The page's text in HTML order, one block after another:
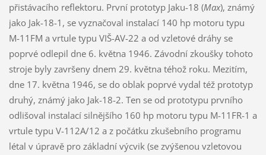
přistávacího reflektoru. První prototyp Jaku-18 (Max), známý
jako Jak-18-1, se vyznačoval instalací 140 hp motoru typu
M-11FM a vrtule typu VIŠ-AV-22 a od vzletové dráhy se
poprvé odlepil dne 6. května 1946. Závodní zkoušky tohoto
stroje byly završeny dnem 29. května téhož roku. Mezitím,
dne 17. května 1946, se do oblak poprvé vydal též prototyp
druhý, známý jako Jak-18-2. Ten se od prototypu prvního
odlišoval instalací silnějšího 160 hp motoru typu M-11FR-1 a
vrtule typu V-112A/12 a z počátku zkušebního programu
létal v úpravě pro základní výcvik (se zvýšenou vzletovou